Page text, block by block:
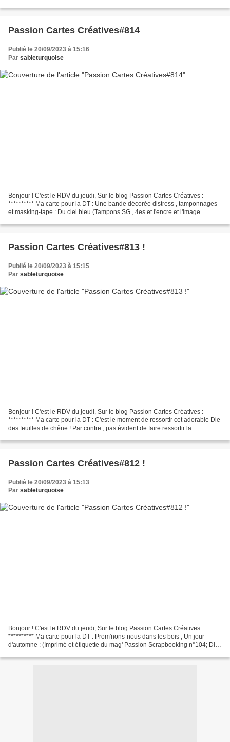
Passion Cartes Créatives#814
Publié le 20/09/2023 à 15:16
Par sableturquoise
Bonjour ! C'est le RDV du jeudi, Sur le blog Passion Cartes Créatives :
********** Ma carte pour la DT : Une bande décorée distress , tamponnages
et masking-tape : Du ciel bleu (Tampons SG , 4es et l'encre et l'image .
Passion Cartes Créatives#813 !
Publié le 20/09/2023 à 15:15
Par sableturquoise
Bonjour ! C'est le RDV du jeudi, Sur le blog Passion Cartes Créatives :
********** Ma carte pour la DT : C'est le moment de ressortir cet adorable Die
des feuilles de chêne ! Par contre , pas évident de faire ressortir la
Passion Cartes Créatives#812 !
Publié le 20/09/2023 à 15:13
Par sableturquoise
Bonjour ! C'est le RDV du jeudi, Sur le blog Passion Cartes Créatives :
********** Ma carte pour la DT : Prom'nons-nous dans les bois , Un jour
d'automne : (Imprimé et étiquette du mag' Passion Scrapbooking n°104; Die